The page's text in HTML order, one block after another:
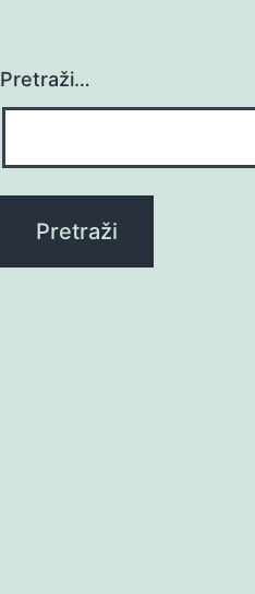
Pretraži…